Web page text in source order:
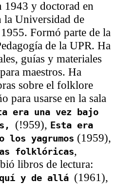
1943 y doctorad en
la Universidad de
Formó parte de la
de la UPR. Ha
guías y materiales
maestros. Ha
sobre el folklore
para usarse en la sala
era una vez bajo
(!959), Esta era
los yagrumos (1959),
folklóricas,
libros de lectura:
y de allá (1961),